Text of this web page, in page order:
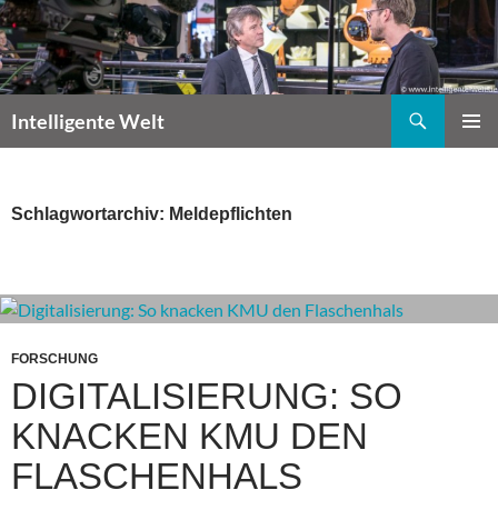
Zum
Inhalt
springen
Intelligente Welt
Schlagwortarchiv: Meldepflichten
FORSCHUNG
DIGITALISIERUNG: SO
KNACKEN KMU DEN
FLASCHENHALS